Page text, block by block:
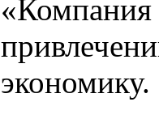
«Компания
экономику.